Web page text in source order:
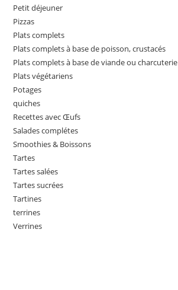
Petit déjeuner
Pizzas
Plats complets
Plats complets à base de poisson, crustacés
Plats complets à base de viande ou charcuterie
Plats végétariens
Potages
quiches
Recettes avec Œufs
Salades complétes
Smoothies & Boissons
Tartes
Tartes salées
Tartes sucrées
Tartines
terrines
Verrines